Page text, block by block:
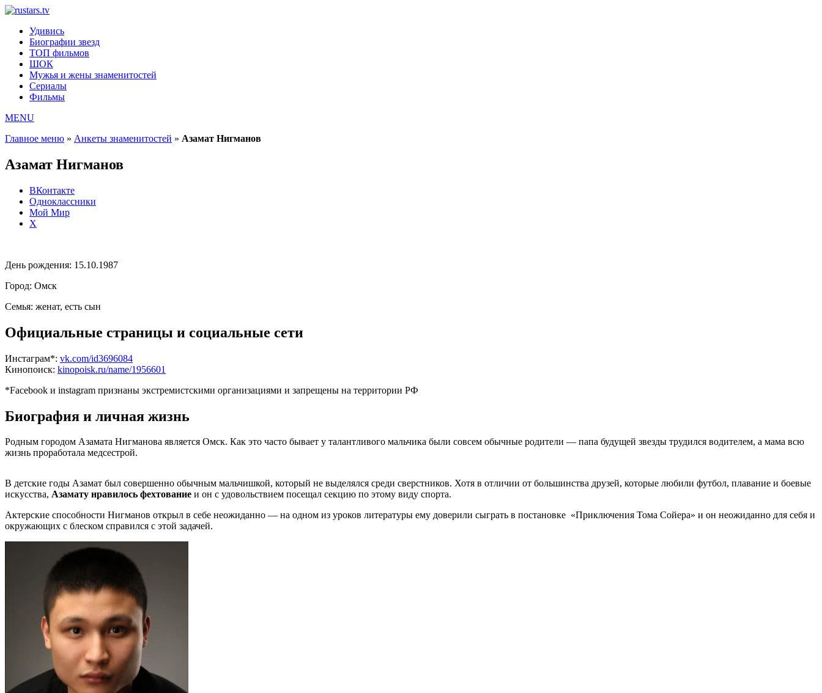
Удивись
Биографии звезд
ТОП фильмов
ШОК
Мужья и жены знаменитостей
Сериалы
Фильмы
MENU
Главное меню » Анкеты знаменитостей » Азамат Нигманов
Азамат Нигманов
ВКонтакте
Одноклассники
Мой Мир
X
День рождения: 15.10.1987
Город: Омск
Семья: женат, есть сын
Официальные страницы и социальные сети
Инстаграм*: vk.com/id3696084
Кинопоиск: kinopoisk.ru/name/1956601
*Facebook и instagram признаны экстремистскими организациями и запрещены на территории РФ
Биография и личная жизнь
Родным городом Азамата Нигманова является Омск. Как это часто бывает у талантливого мальчика были совсем обычные родители — папа будущей звезды трудился водителем, а мама всю
жизнь проработала медсестрой.
В детские годы Азамат был совершенно обычным мальчишкой, который не выделялся среди сверстников. Хотя в отличии от большинства друзей, которые любили футбол, плавание и боевые
искусства, Азамату нравилось фехтование и он с удовольствием посещал секцию по этому виду спорта.
Актерские способности Нигманов открыл в себе неожиданно — на одном из уроков литературы ему доверили сыграть в постановке «Приключения Тома Сойера» и он неожиданно для себя и
окружающих с блеском справился с этой задачей.